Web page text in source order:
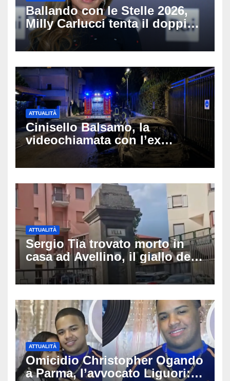
Ballando con le Stelle 2026,
Milly Carlucci tenta il doppio
colpo: tra i papabili Ornella
Muti e Monica Guerritore
ATTUALITÀ
Cinisello Balsamo, la
videochiamata con l’ex
fidanzata e il dramma: 35enne
lotta tra la vita e la morte
ATTUALITÀ
Sergio Tia trovato morto in
casa ad Avellino, il giallo della
porta socchiusa: disposta
l’autopsia
ATTUALITÀ
Omicidio Christopher Ogando
a Parma, l’avvocato Liguori: